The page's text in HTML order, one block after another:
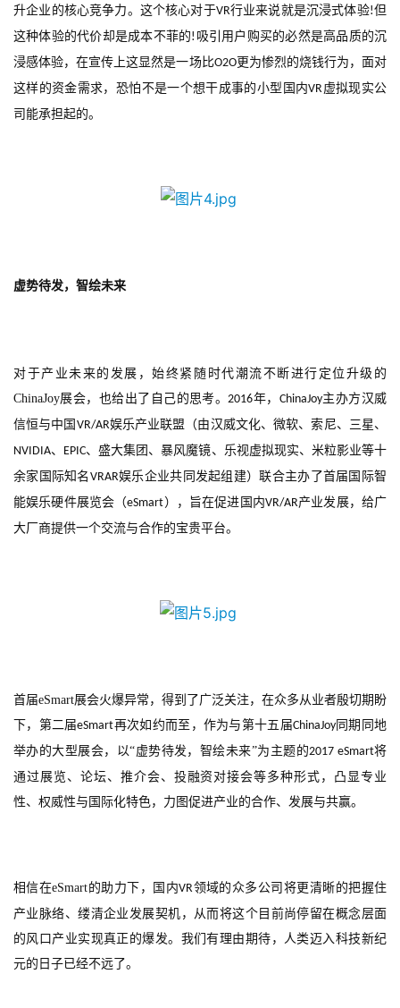
首
茶
原
创
游
戏
单
机
休
闲
游
戏
升企业的核心竞争力。这个核心对于VR行业来说就是沉浸式体验!但
这种体验的代价却是成本不菲的! 吸引用户购买的必然是高品质的沉
浸感体验，在宣传上这显然是一场比O2O更为惨烈的烧钱行为，面对
这样的资金需求，恐怕不是一个想干成事的小型国内VR虚拟现实公
司能承担起的。
虚势待发，智绘未来
对于产业未来的发展，始终紧随时代潮流不断进行定位升级的
ChinaJoy展会，也给出了自己的思考。2016年， ChinaJoy主办方汉威
信恒与中国 VR/AR娱乐产业联盟（由汉威文化、微软、索尼、三星、
NVIDIA、 EPIC、盛大集团、暴风魔镜、乐视虚拟现实、米粒影业等十
余家国际知名 VRAR娱乐企业共同发起组建）联合主办了首届国际智
能娱乐硬件展览会（eSmart），旨在促进国内VR/AR产业发展，给广
大厂商提供一个交流与合作的宝贵平台。
首届eSmart展会火爆异常，得到了广泛关注，在众多从业者殷切期盼
下，第二届eSmart再次如约而至，作为与第十五届ChinaJoy同期同地
举办的大型展会，以“虚势待发，智绘未来”为主题的2017 eSmart将
通过展览、论坛、推介会、投融资对接会等多种形式，凸显专业
性、权威性与国际化特色，力图促进产业的合作、发展与共赢。
相信在eSmart的助力下，国内VR领域的众多公司将更清晰的把握住
产业脉络、缕清企业发展契机，从而将这个目前尚停留在概念层面
的风口产业实现真正的爆发。我们有理由期待，人类迈入科技新纪
元的日子已经不远了。